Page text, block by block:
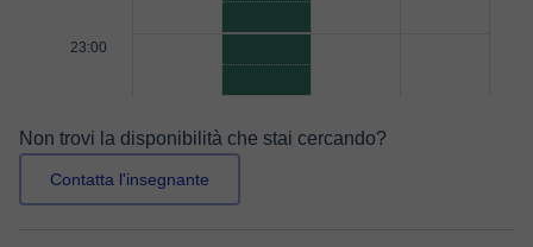
23:00
Non trovi la disponibilità che stai cercando?
Contatta l'insegnante